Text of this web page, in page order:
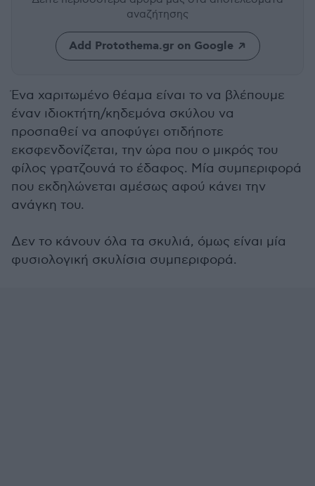
αναζήτησης
Add Protothema.gr on Google
Ένα χαριτωμένο θέαμα είναι το να βλέπουμε
έναν ιδιοκτήτη/κηδεμόνα σκύλου να
προσπαθεί να αποφύγει οτιδήποτε
εκσφενδονίζεται, την ώρα που ο μικρός του
φίλος γρατζουνά το έδαφος. Μία συμπεριφορά
που εκδηλώνεται αμέσως αφού κάνει την
ανάγκη του.
Δεν το κάνουν όλα τα σκυλιά, όμως είναι μία
φυσιολογική σκυλίσια συμπεριφορά.